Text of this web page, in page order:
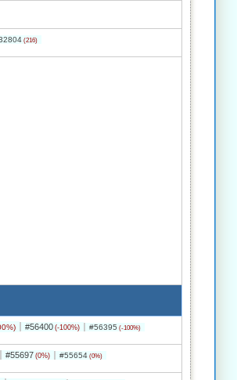
(216)
#56400 (-100%) #56395 (-100%)
#55697 (0%) #55654 (0%)